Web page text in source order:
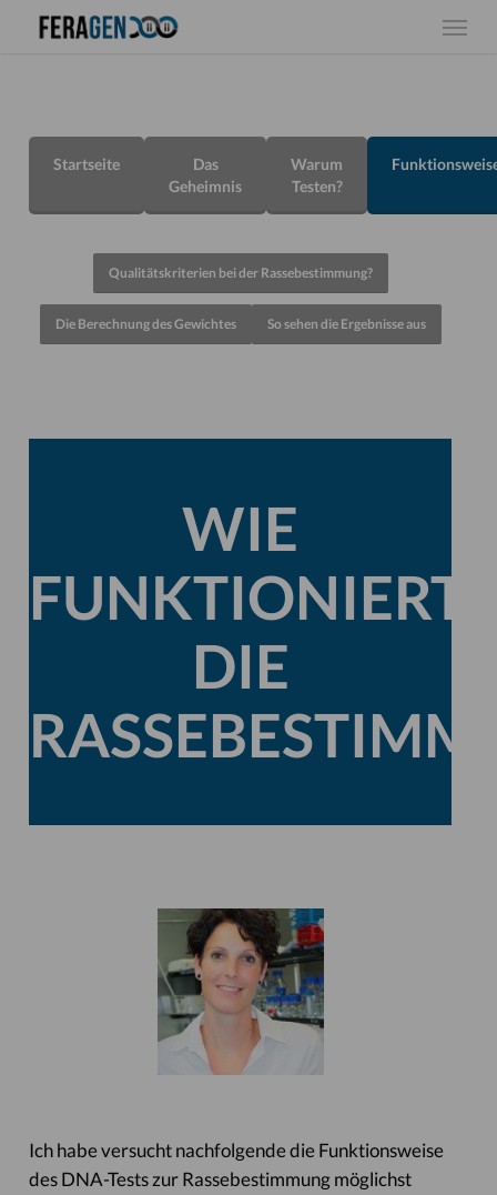
Menu
Startseite
Das
Geheimnis
Warum
Testen?
Qualitätskriterien bei der Rassebestimmung?
Die Berechnung des Gewichtes So sehen die Ergebnisse aus
WIE
FUNKTIONIERT
DIE
Ich habe versucht nachfolgende die Funktionsweise
des DNA-Tests zur Rassebestimmung möglichst